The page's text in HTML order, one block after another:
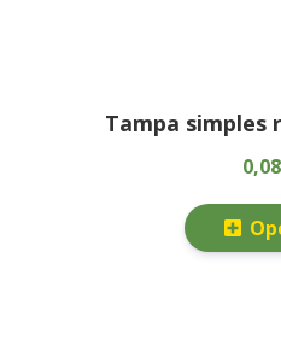
Tampa simples